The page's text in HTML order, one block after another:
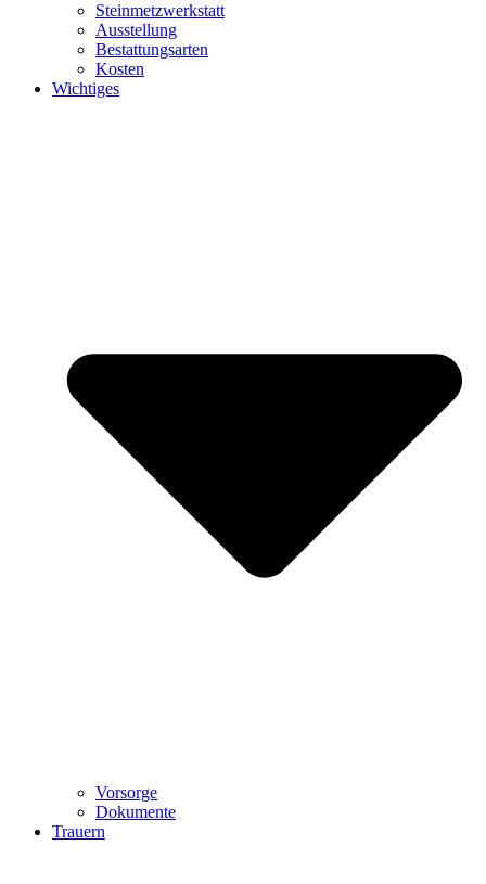
Steinmetzwerkstatt
Ausstellung
Bestattungsarten
Kosten
Wichtiges
Vorsorge
Dokumente
Trauern